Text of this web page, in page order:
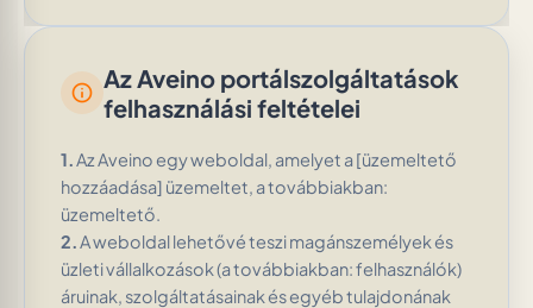
info Az Aveino portálszolgáltatások
felhasználási feltételei
1.Az Aveino egy weboldal, amelyet a [üzemeltető
hozzáadása] üzemeltet, a továbbiakban:
üzemeltető.
2.A weboldal lehetővé teszi magánszemélyek és
üzleti vállalkozások (a továbbiakban: felhasználók)
áruinak, szolgáltatásainak és egyéb tulajdonának